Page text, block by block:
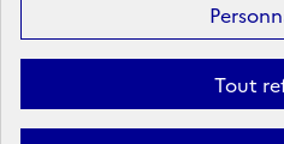
Mentions légales Données
sur votre site !
Tout